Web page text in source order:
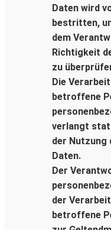
Daten wird
bestritten,
dem
Richtigkeit
zu
Die
betroffene
verlangt
der Nutzung
Daten.
Der
der
betroffene